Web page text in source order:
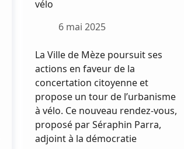
vélo
6 mai 2025
La Ville de Mèze poursuit ses
actions en faveur de la
concertation citoyenne et
propose un tour de l’urbanisme
à vélo. Ce nouveau rendez-vous,
proposé par Séraphin Parra,
adjoint à la démocratie